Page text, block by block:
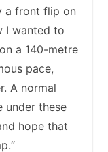
a front flip on
I wanted to
a 140-metre
pace,
A normal
under these
hope that